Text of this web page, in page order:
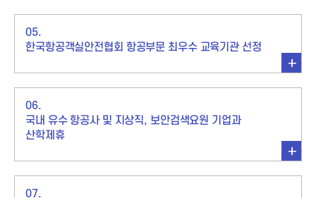
민정원 교수(학점)
아시아나항공 우수 승무원상
취업 ONE-STOP 시스템
05.
한국항공객실안전협회 항공부문 최우수 교육기관 선정
06.
국내 유수 항공사 및 지상직, 보안검색요원 기업과
산학제휴
07.